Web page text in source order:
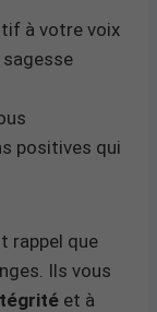
à votre voix
positives qui
rappel que
Ils vous
et à